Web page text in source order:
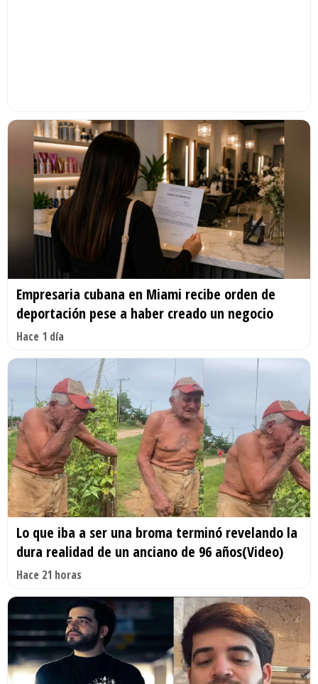
Empresaria cubana en Miami recibe orden de
deportación pese a haber creado un negocio
Hace 1 día
Lo que iba a ser una broma terminó revelando la
dura realidad de un anciano de 96 años(Video)
Hace 21 horas